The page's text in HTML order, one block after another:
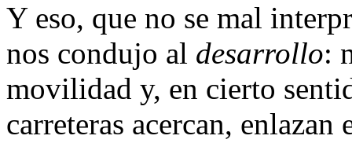
Y eso, que no se mal
nos condujo al desarrollo:
movilidad y, en cierto
carreteras acercan, enlazan